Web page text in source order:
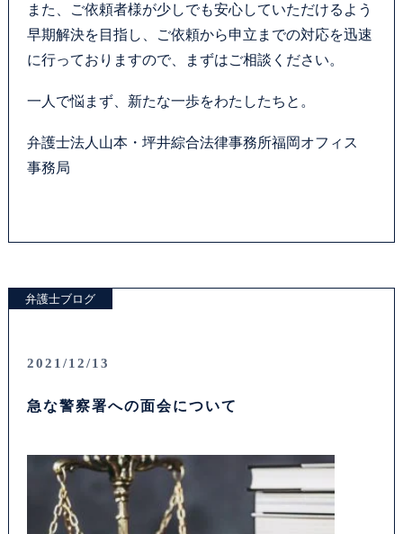
また、ご依頼者様が少しでも安心していただけるよう
早期解決を目指し、ご依頼から申立までの対応を迅速
に行っておりますので、まずはご相談ください。
一人で悩まず、新たな一歩をわたしたちと。
弁護士法人山本・坪井綜合法律事務所福岡オフィス
事務局
弁護士ブログ
2021/12/13
急な警察署への面会について